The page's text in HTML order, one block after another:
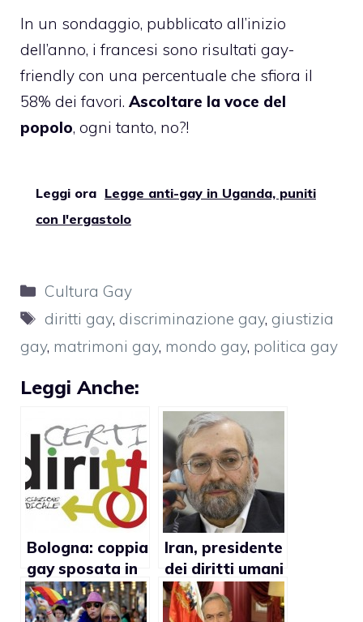
In un sondaggio, pubblicato all’inizio
dell’anno, i francesi sono risultati gay-
friendly con una percentuale che sfiora il
58% dei favori. Ascoltare la voce del
popolo, ogni tanto, no?!
Leggi ora Legge anti-gay in Uganda, puniti
con l'ergastolo
Categorie
Cultura Gay
Tag
diritti gay, discriminazione gay, giustizia
gay, matrimoni gay, mondo gay, politica gay
Leggi Anche:
Bologna: coppia
gay sposata in
Spagna vuole
essere
Iran, presidente
dei diritti umani
condanna il
matrimonio